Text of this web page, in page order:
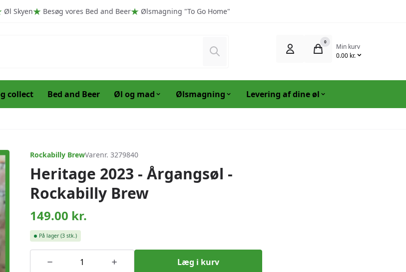
Øl Skyen Besøg vores Bed and Beer Ølsmagning "To Go Home"
Søg
0
Min kurv
0.00 kr.
collect Bed and Beer Øl og mad Ølsmagning Levering af dine øl
Rockabilly BrewVarenr. 3279840
Heritage 2023 - Årgangsøl -
Rockabilly Brew
149.00 kr.
På lager (3 stk.)
Læg i kurv